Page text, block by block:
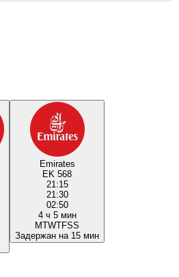
Emirates
EK 568
21:15
21:30
02:50
4 ч 5 мин
MTWTFSS
Задержан на 15 мин